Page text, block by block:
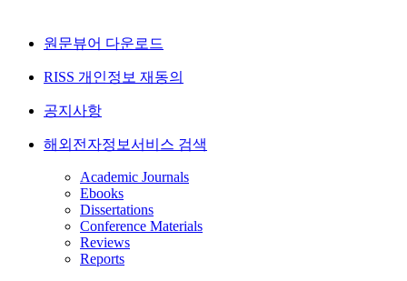
원문뷰어 다운로드
RISS 개인정보 재동의
공지사항
해외전자정보서비스 검색
Academic Journals
Ebooks
Dissertations
Conference Materials
Reviews
Reports